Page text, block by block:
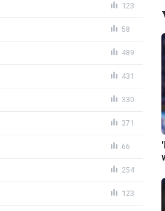
123
58
489
431
330
371
66
254
123